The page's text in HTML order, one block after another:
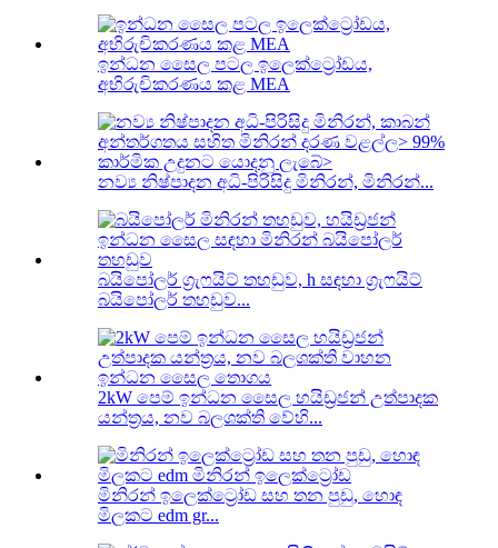
ඉන්ධන සෛල පටල ඉලෙක්ට්‍රෝඩය,
අභිරුචිකරණය කළ MEA
නව්‍ය නිෂ්පාදන අධි-පිරිසිදු මිනිරන්, මිනිරන්...
බයිපෝලර් ග්‍රැෆයිට් තහඩුව, h සඳහා ග්‍රැෆයිට්
බයිපෝලර් තහඩුව...
2kW පෙම් ඉන්ධන සෛල හයිඩ්‍රජන් උත්පාදක
යන්ත්‍රය, නව බලශක්ති වේහි...
මිනිරන් ඉලෙක්ට්‍රෝඩ සහ තන පුඩු, හොඳ
මිලකට edm gr...